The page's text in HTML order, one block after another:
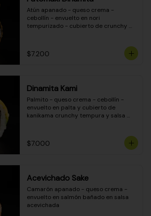
Atún apanado - queso crema -
cebollín - envuelto en nori
tempurizado - cubierto de crunchy
$7.200
Dinamita Kami
Palmito - queso crema - cebollín -
envuelto en palta y cubierto de
kanikama crunchy tempura y salsa
$7.000
Acevichado Sake
Camarón apanado - queso crema -
envuelto en salmón bañado en salsa
acevichada